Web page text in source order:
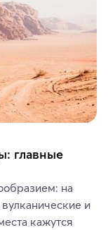
главные
на
и
кажутся